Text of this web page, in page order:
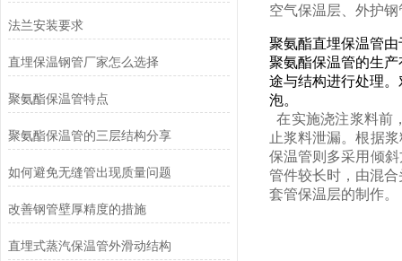
法兰安装要求
直埋保温钢管厂家怎么选择
聚氨酯保温管特点
聚氨酯保温管的三层结构分享
如何避免无缝管出现质量问题
改善钢管壁厚精度的措施
直埋式蒸汽保温管外滑动结构
空气保温层、外护
聚氨酯直埋保温管
聚氨酯保温管的生
途与结构进行处理
泡。
在实施浇注浆料前
止浆料泄漏。根据
保温管则多采用倾
管件较长时，由混
套管保温层的制作。